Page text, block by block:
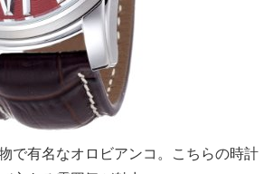
で有名なオロビアンコ。こちらの時計